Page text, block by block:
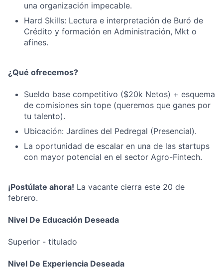
una organización impecable.
Hard Skills: Lectura e interpretación de Buró de
Crédito y formación en Administración, Mkt o
afines.
¿Qué ofrecemos?
Sueldo base competitivo ($20k Netos) + esquema
de comisiones sin tope (queremos que ganes por
tu talento).
Ubicación: Jardines del Pedregal (Presencial).
La oportunidad de escalar en una de las startups
con mayor potencial en el sector Agro-Fintech.
¡Postúlate ahora! La vacante cierra este 20 de
febrero.
Nivel De Educación Deseada
Superior - titulado
Nivel De Experiencia Deseada